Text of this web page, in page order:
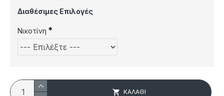
Διαθέσιμες Επιλογές
Νικοτίνη
ΚΑΛΆΘΙ